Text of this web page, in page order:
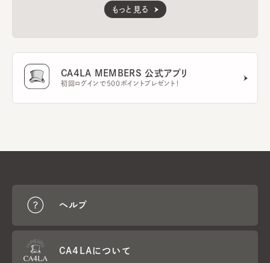
もっと見る
CA4LA MEMBERS 公式アプリ
初回ログインで500ポイントプレゼント！
ヘルプ
CA4LAについて